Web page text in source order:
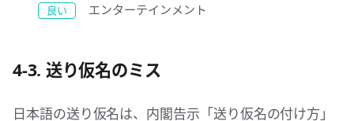
エンターテインメント
4-3. 送り仮名のミス
日本語の送り仮名は、内閣告示「送り仮名の付け方」